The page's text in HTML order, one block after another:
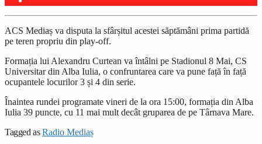
ACS Mediaș va disputa la sfârșitul acestei săptămâni prima partidă
pe teren propriu din play-off.
Formația lui Alexandru Curtean va întâlni pe Stadionul 8 Mai, CS
Universitar din Alba Iulia, o confruntarea care va pune față în față
ocupantele locurilor 3 și 4 din serie.
Înaintea rundei programate vineri de la ora 15:00, formația din Alba
Iulia 39 puncte, cu 11 mai mult decât gruparea de pe Târnava Mare.
Tagged asRadio Mediaș